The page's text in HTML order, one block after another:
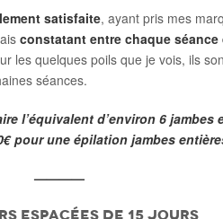
satisfaite, ayant pris mes
constatant entre chaque
les quelques poils que je vois, ils
séances.
l’équivalent d’environ 6 jambes
pour une épilation jambes
————
espacées de 15 jours